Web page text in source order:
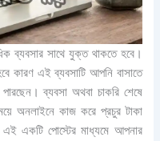
ব্যবসার সাথে যুক্ত থাকতে হবে।
কারণ এই ব্যবসাটি আপনি বাসাতে
ব্যবসা অথবা চাকরি শেষে
অনলাইনে কাজ করে প্রচুর টাকা
একটি পোস্টের মাধ্যমে আপনার